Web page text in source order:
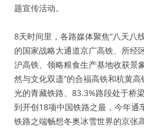
题宣传活动。
8天时间里，各路媒体聚焦“八天八
的国家战略大通道京广高铁、所经
沪高铁、领略粮食生产基地收获景
然与文化双遗”的合福高铁和杭黄
光的青藏铁路、83.3%路段处于桥
到开创18项中国铁路之最，今年通
铁路之端畅想冬奥冰雪世界的京